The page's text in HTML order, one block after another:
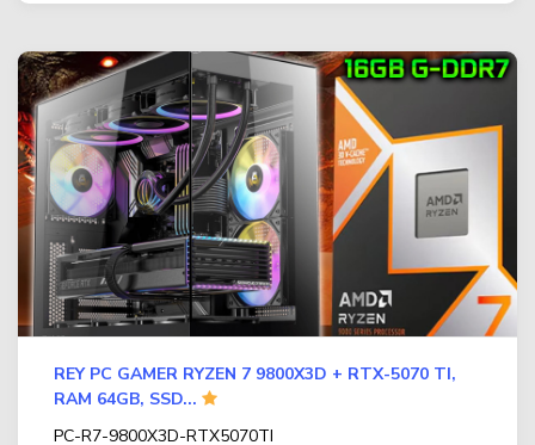
REY PC GAMER RYZEN 7 9800X3D + RTX-5070 TI,
RAM 64GB, SSD...
PC-R7-9800X3D-RTX5070TI